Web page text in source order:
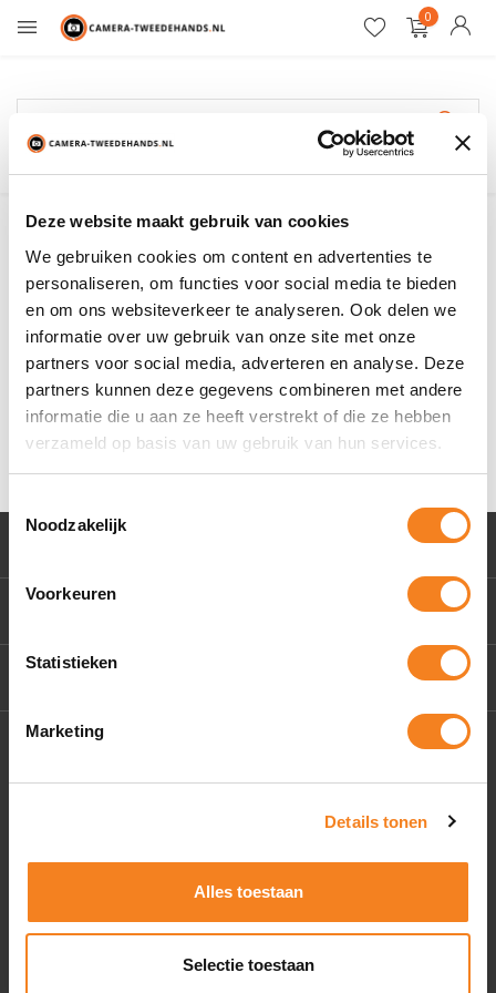
Deze website maakt gebruik van cookies
We gebruiken cookies om content en advertenties te
personaliseren, om functies voor social media te bieden
en om ons websiteverkeer te analyseren. Ook delen we
informatie over uw gebruik van onze site met onze
partners voor social media, adverteren en analyse. Deze
partners kunnen deze gegevens combineren met andere
informatie die u aan ze heeft verstrekt of die ze hebben
verzameld op basis van uw gebruik van hun services.
Noodzakelijk
Voorkeuren
Statistieken
Marketing
Details tonen
Alles toestaan
Selectie toestaan
0
Pentax-FA
Filter
0 producten Toon:
Sorteren op:
Geen producten gevonden!...